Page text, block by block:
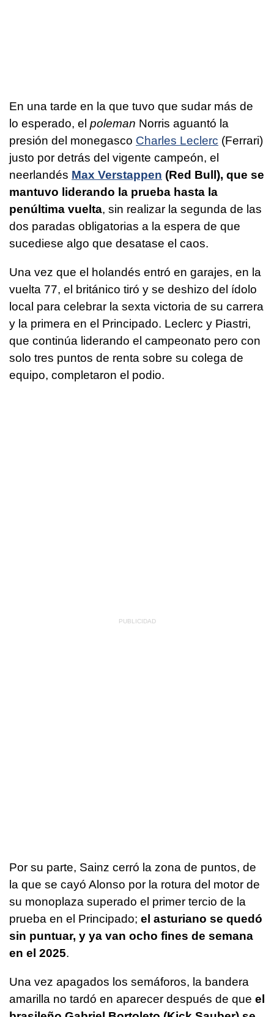
En una tarde en la que tuvo que sudar más de
lo esperado, el poleman Norris aguantó la
presión del monegasco Charles Leclerc (Ferrari)
justo por detrás del vigente campeón, el
neerlandés Max Verstappen (Red Bull), que se
mantuvo liderando la prueba hasta la
penúltima vuelta, sin realizar la segunda de las
dos paradas obligatorias a la espera de que
sucediese algo que desatase el caos.
Una vez que el holandés entró en garajes, en la
vuelta 77, el británico tiró y se deshizo del ídolo
local para celebrar la sexta victoria de su carrera
y la primera en el Principado. Leclerc y Piastri,
que continúa liderando el campeonato pero con
solo tres puntos de renta sobre su colega de
equipo, completaron el podio.
Por su parte, Sainz cerró la zona de puntos, de
la que se cayó Alonso por la rotura del motor de
su monoplaza superado el primer tercio de la
prueba en el Principado; el asturiano se quedó
sin puntuar, y ya van ocho fines de semana
en el 2025.
Una vez apagados los semáforos, la bandera
amarilla no tardó en aparecer después de que el